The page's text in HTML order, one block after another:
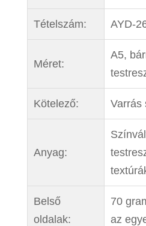
Tételszám: AYD-
Méret:
A5,
Kötelező: Varrás
Anyag:
Belső
oldalak:
70
az